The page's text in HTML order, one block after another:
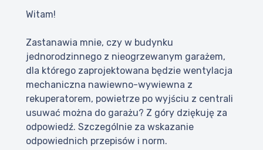
Witam!
Zastanawia mnie, czy w budynku
jednorodzinnego z nieogrzewanym garażem,
dla którego zaprojektowana będzie wentylacja
mechaniczna nawiewno-wywiewna z
rekuperatorem, powietrze po wyjściu z centrali
usuwać można do garażu? Z góry dziękuję za
odpowiedź. Szczególnie za wskazanie
odpowiednich przepisów i norm.